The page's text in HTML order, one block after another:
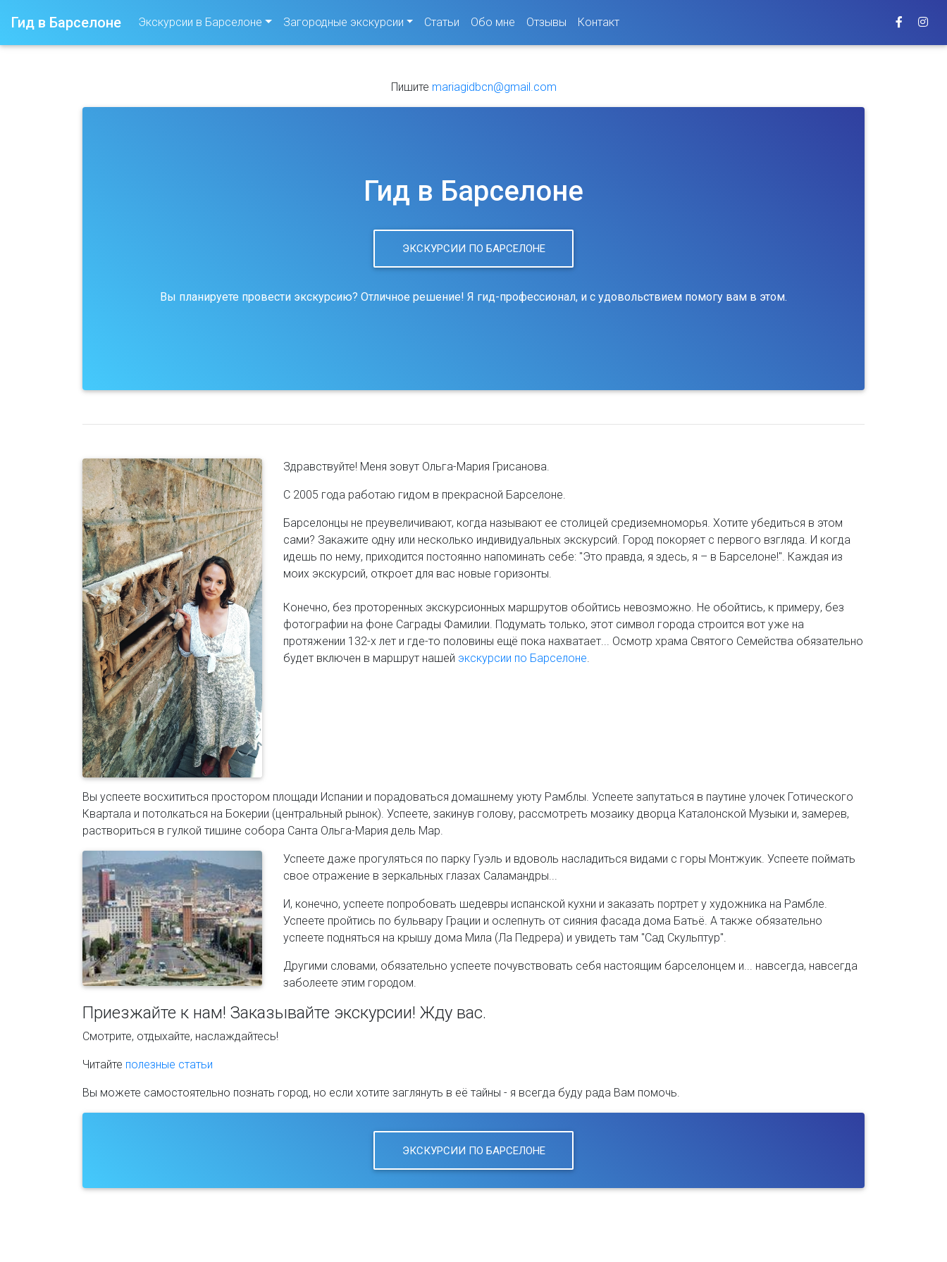
Гид в Барселоне Экскурсии в Барселоне Загородные экскурсии Статьи Обо мне Отзывы Контакт
Пишите mariagidbcn@gmail.com
Гид в Барселоне
ЭКСКУРСИИ ПО БАРСЕЛОНЕ
Вы планируете провести экскурсию? Отличное решение! Я гид-профессионал, и с удовольствием помогу вам в этом.
Здравствуйте! Меня зовут Ольга-Мария Грисанова.
С 2005 года работаю гидом в прекрасной Барселоне.
Барселонцы не преувеличивают, когда называют ее столицей средиземноморья. Хотите убедиться в этом
сами? Закажите одну или несколько индивидуальных экскурсий. Город покоряет с первого взгляда. И когда
идешь по нему, приходится постоянно напоминать себе: "Это правда, я здесь, я – в Барселоне!". Каждая из
моих экскурсий, откроет для вас новые горизонты.
Конечно, без проторенных экскурсионных маршрутов обойтись невозможно. Не обойтись, к примеру, без
фотографии на фоне Саграды Фамилии. Подумать только, этот символ города строится вот уже на
протяжении 132-х лет и где-то половины ещё пока нахватает... Осмотр храма Святого Семейства обязательно
будет включен в маршрут нашей экскурсии по Барселоне.
Вы успеете восхититься простором площади Испании и порадоваться домашнему уюту Рамблы. Успеете запутаться в паутине улочек Готического
Квартала и потолкаться на Бокерии (центральный рынок). Успеете, закинув голову, рассмотреть мозаику дворца Каталонской Музыки и, замерев,
раствориться в гулкой тишине собора Санта Ольга-Мария дель Мар.
Успеете даже прогуляться по парку Гуэль и вдоволь насладиться видами с горы Монтжуик. Успеете поймать
свое отражение в зеркальных глазах Саламандры...
И, конечно, успеете попробовать шедевры испанской кухни и заказать портрет у художника на Рамбле.
Успеете пройтись по бульвару Грации и ослепнуть от сияния фасада дома Батьё. А также обязательно
успеете подняться на крышу дома Мила (Ла Педрера) и увидеть там "Сад Скульптур".
Другими словами, обязательно успеете почувствовать себя настоящим барселонцем и... навсегда, навсегда
заболеете этим городом.
Приезжайте к нам! Заказывайте экскурсии! Жду вас.
Смотрите, отдыхайте, наслаждайтесь!
Читайте полезные статьи
Вы можете самостоятельно познать город, но если хотите заглянуть в её тайны - я всегда буду рада Вам помочь.
ЭКСКУРСИИ ПО БАРСЕЛОНЕ